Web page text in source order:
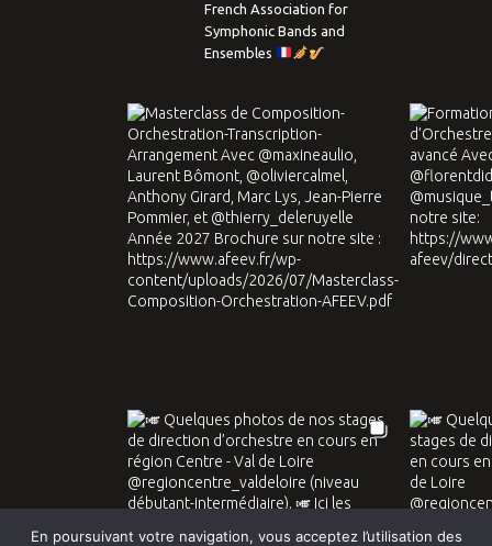
French Association for
Symphonic Bands and
Ensembles
En poursuivant votre navigation, vous acceptez l’utilisation des